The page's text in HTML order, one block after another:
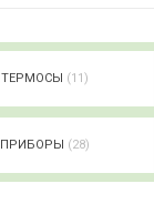
ТЕРМОСЫ (11)
ПРИБОРЫ (28)